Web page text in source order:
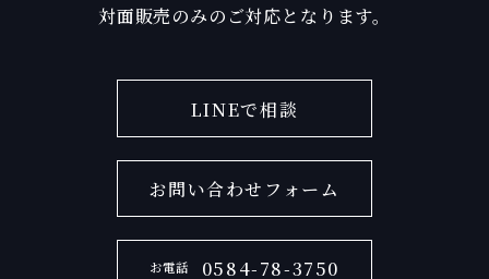
対面販売のみのご対応となります。
LINEで相談
お問い合わせフォーム
お電話 0584-78-3750